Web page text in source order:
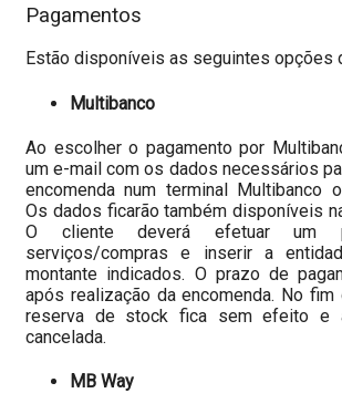
Pagamentos
Estão disponíveis as seguintes opções
Multibanco
Ao escolher o pagamento por
um e-mail com os dados necessários
encomenda num terminal Multibanco
Os dados ficarão também disponíveis
O cliente deverá efetuar um
serviços/compras e inserir a
montante indicados. O prazo de
após realização da encomenda. No
reserva de stock fica sem efeito e
cancelada.
MB Way